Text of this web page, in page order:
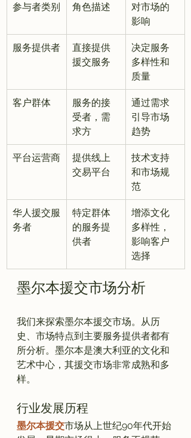
参与者类别 角色描述
对市场的
影响
服务提供者
直接提供
援交服务
决定服务
多样性和
质量
客户群体
服务的接
受者，需
求方
通过需求
引导市场
趋势
平台运营商
提供线上
交易平台
技术支持
和市场规
范
华人援交服
务者
特定群体
的服务提
供者
增添文化
多样性，
影响客户
选择
墨尔本援交市场分析
我们来探索墨尔本援交市场。从历
史、市场特点到主要服务提供者都有
所分析。墨尔本是澳大利亚的文化和
艺术中心，其援交市场非常成熟和多
行业发展历程
墨尔本援交市场从上世纪90年代开始